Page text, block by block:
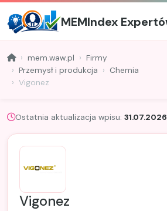
MEMIndex
mem.waw.pl
Firmy
Przemysł i produkcja
Chemia
Vigonez
Ostatnia aktualizacja wpisu:
Vigonez